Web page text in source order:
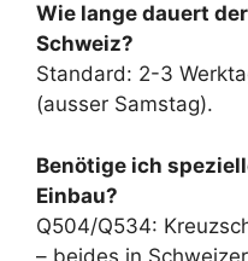
Wie lange dauert
Schweiz?
Standard: 2-3
(ausser Samstag).
Benötige ich
Einbau?
Q504/Q534:
– beides in